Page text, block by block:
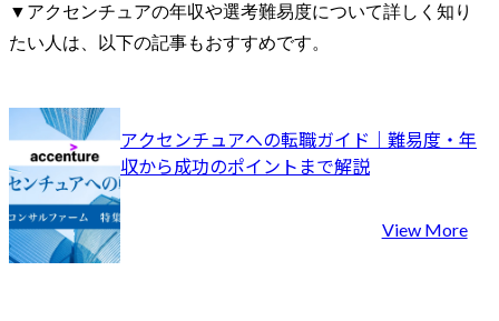
▼アクセンチュアの年収や選考難易度について詳しく知り
たい人は、以下の記事もおすすめです。
アクセンチュアへの転職ガイド｜難易度・年
収から成功のポイントまで解説
View More